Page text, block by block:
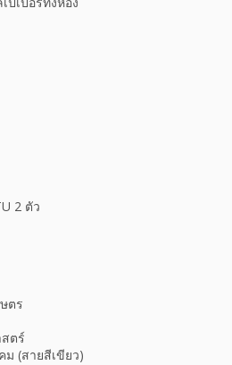
2 ตัว
ตร
ตร์
ม (สายสีเขียว)